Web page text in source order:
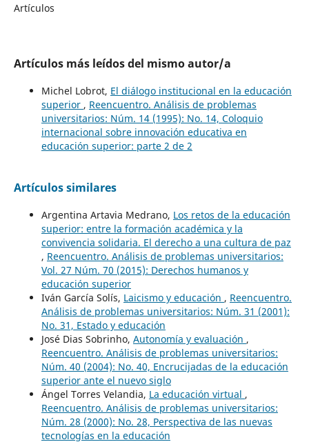
Artículos
Artículos más leídos del mismo autor/a
Michel Lobrot, El diálogo institucional en la educación
superior , Reencuentro. Análisis de problemas
universitarios: Núm. 14 (1995): No. 14, Coloquio
internacional sobre innovación educativa en
educación superior: parte 2 de 2
Artículos similares
Argentina Artavia Medrano, Los retos de la educación
superior: entre la formación académica y la
convivencia solidaria. El derecho a una cultura de paz
, Reencuentro. Análisis de problemas universitarios:
Vol. 27 Núm. 70 (2015): Derechos humanos y
educación superior
Iván García Solís, Laicismo y educación , Reencuentro.
Análisis de problemas universitarios: Núm. 31 (2001):
No. 31, Estado y educación
José Dias Sobrinho, Autonomía y evaluación ,
Reencuentro. Análisis de problemas universitarios:
Núm. 40 (2004): No. 40, Encrucijadas de la educación
superior ante el nuevo siglo
Ángel Torres Velandia, La educación virtual ,
Reencuentro. Análisis de problemas universitarios:
Núm. 28 (2000): No. 28, Perspectiva de las nuevas
tecnologías en la educación